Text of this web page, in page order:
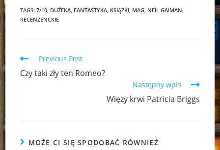
TAGS:7/10 DUŻEKA FANTASTYKA KSIĄŻKI MAG NEIL GAIMAN
RECENZENCKIE
Read
articles
Previous Post
Czy taki zły ten Romeo?
Następny wpis
Więzy krwi Patricia Briggs
MOŻE CI SIĘ SPODOBAĆ RÓWNIEŻ